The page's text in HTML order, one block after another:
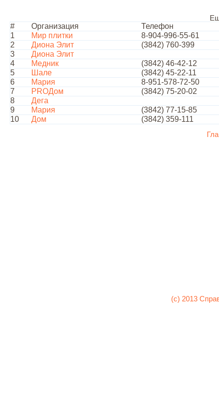
# Организация
Телефон
1
Мир плитки
8-904-996-55-61
2
Диона Элит
(3842) 760-399
3
Диона Элит
4
Медник
(3842) 46-42-12
5
Шале
(3842) 45-22-11
6
Мария
8-951-578-72-50
7
PROДом
(3842) 75-20-02
8
Дега
9
Мария
(3842) 77-15-85
10
Дом (3842) 359-111
(c) 2013